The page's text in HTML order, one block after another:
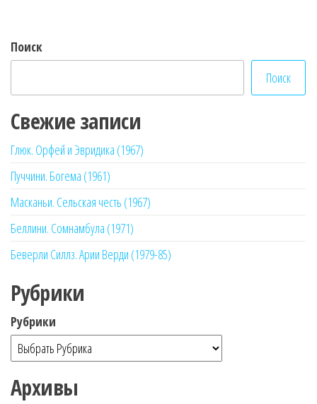
Поиск
Поиск
Свежие записи
Глюк. Орфей и Эвридика (1967)
Пуччини. Богема (1961)
Масканьи. Сельская честь (1967)
Беллини. Сомнамбула (1971)
Беверли Силлз. Арии Верди (1979-85)
Рубрики
Рубрики
Архивы